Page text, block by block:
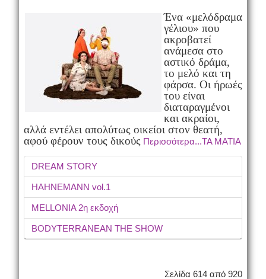
Ένα «μελόδραμα
γέλιου» που
ακροβατεί
ανάμεσα στο
αστικό δράμα,
το μελό και τη
φάρσα. Οι ήρωές
του είναι
διαταραγμένοι
και ακραίοι,
αλλά εντέλει απολύτως οικείοι στον θεατή,
αφού φέρουν τους δικούς Περισσότερα...ΤΑ ΜΑΤΙΑ
DREAM STORY
HAHNEMANN vol.1
MELLONIA 2η εκδοχή
BODYTERRANEAN THE SHOW
Σελίδα 614 από 920